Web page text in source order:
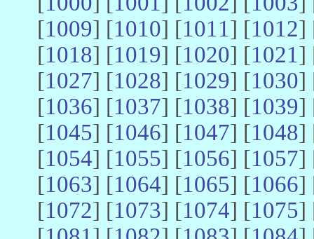
[1009] [1010] [1011] [1012]
[1018] [1019] [1020] [1021]
[1027] [1028] [1029] [1030]
[1036] [1037] [1038] [1039]
[1045] [1046] [1047] [1048]
[1054] [1055] [1056] [1057]
[1063] [1064] [1065] [1066]
[1072] [1073] [1074] [1075]